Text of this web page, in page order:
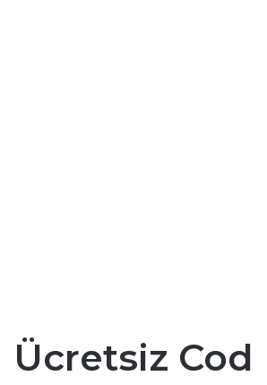
Ücretsiz Cod